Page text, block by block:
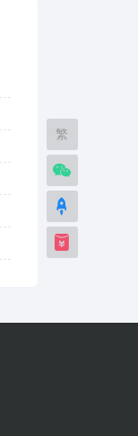
繁